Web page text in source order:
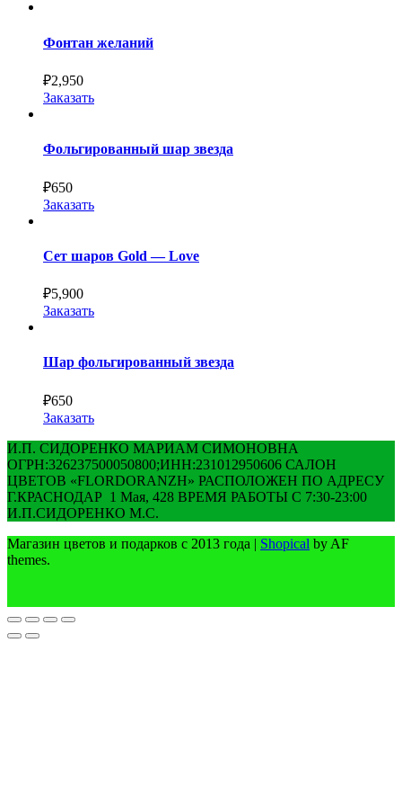
Фонтан желаний
₽2,950
Заказать
Фольгированный шар звезда
₽650
Заказать
Сет шаров Gold — Love
₽5,900
Заказать
Шар фольгированный звезда
₽650
Заказать
И.П. СИДОРЕНКО МАРИАМ СИМОНОВНА
ОГРН:326237500050800;ИНН:231012950606 САЛОН
ЦВЕТОВ «FLORDORANZH» РАСПОЛОЖЕН ПО АДРЕСУ
Г.КРАСНОДАР 1 Мая, 428 ВРЕМЯ РАБОТЫ С 7:30-23:00
И.П.СИДОРЕНКО М.С.
Магазин цветов и подарков с 2013 года | Shopical by AF
themes.